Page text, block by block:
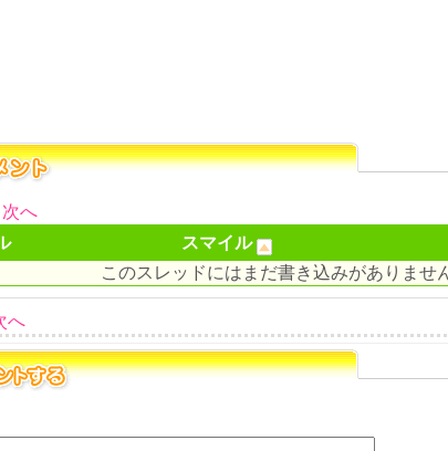
次へ
スマイル
このスレッドにはまだ書き込みがありませ
へ